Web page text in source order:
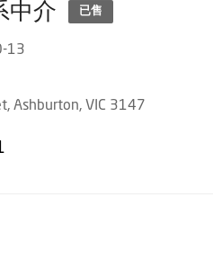
中介 已售
13
Ashburton, VIC 3147